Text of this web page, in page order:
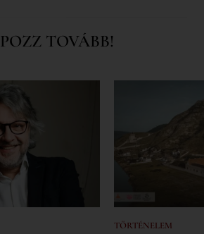
TOVÁBB!
TÖRTÉNELEM